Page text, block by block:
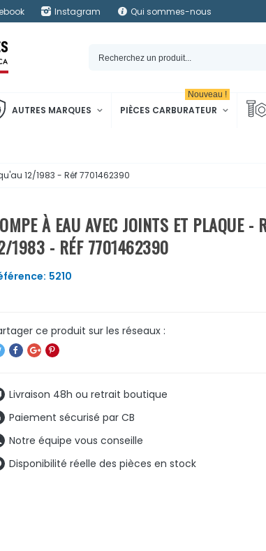
Instagram Qui sommes-nous
AUTRES MARQUES PIÈCES CARBURATEUR
Nouveau !
12/1983 - Réf 7701462390
À EAU AVEC JOINTS ET PLAQUE
1983 - RÉF 7701462390
5210
Livraison 48h ou retrait boutique
Paiement sécurisé par CB
Notre équipe vous conseille
Disponibilité réelle des pièces en stock